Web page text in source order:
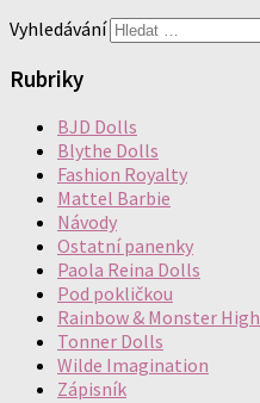
Vyhledávání
Rubriky
BJD Dolls
Blythe Dolls
Fashion Royalty
Mattel Barbie
Návody
Ostatní panenky
Paola Reina Dolls
Pod pokličkou
Rainbow & Monster High
Tonner Dolls
Wilde Imagination
Zápisník